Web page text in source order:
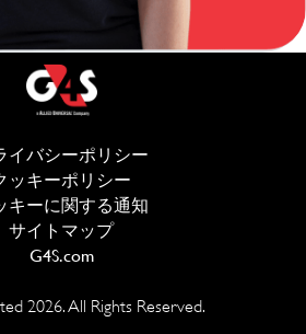
イバシーポリシー
ッキーポリシー
キーに関する通知
サイトマップ
G4S.com(新しいウィンドウで開き
2026. All Rights Reserved.